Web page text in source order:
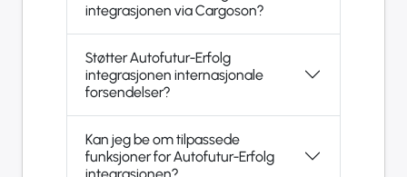
integrasjonen via Cargoson?
Støtter Autofutur-Erfolg
integrasjonen internasjonale
forsendelser?
Kan jeg be om tilpassede
funksjoner for Autofutur-Erfolg
integrasjonen?